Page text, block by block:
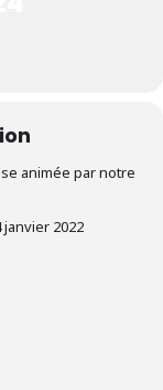
animée par notre
2022